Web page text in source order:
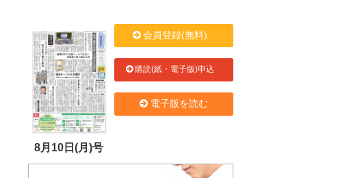
8月10日(月)号
会員登録(無料)
購読(紙・電子版)申込
電子版を読む